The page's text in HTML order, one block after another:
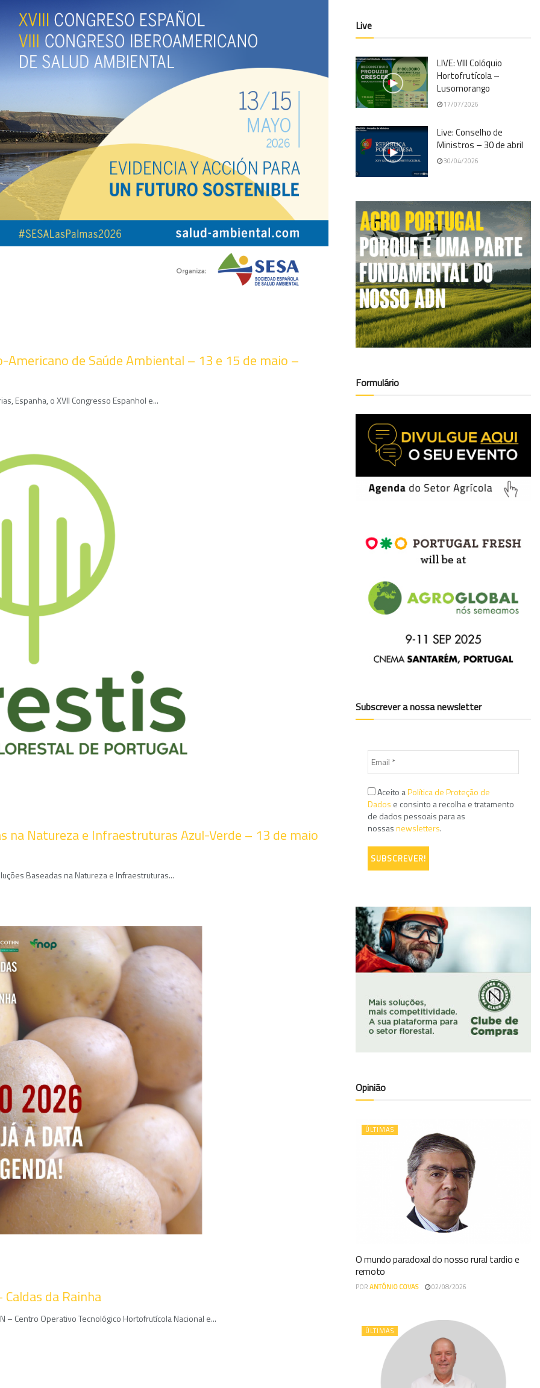
Americano de Saúde Ambiental – 13 e 15 de maio –
Espanha, o XVII Congresso Espanhol e...
na Natureza e Infraestruturas Azul-Verde – 13 de maio
Baseadas na Natureza e Infraestruturas...
da Rainha
– Centro Operativo Tecnológico Hortofrutícola Nacional e...
Live
LIVE: VIII Colóquio
Hortofrutícola –
Lusomorango
17/07/2026
Live: Conselho de
Ministros – 30 de abril
30/04/2026
Formulário
Subscrever a nossa newsletter
Aceito aPolítica de Proteção de
Dados e consinto a recolha e tratamento
de dados pessoais para as
nossasnewsletters.
Opinião
ÚLTIMAS
O mundo paradoxal do nosso rural tardio e
remoto
PORANTÓNIO COVAS 02/08/2026
ÚLTIMAS